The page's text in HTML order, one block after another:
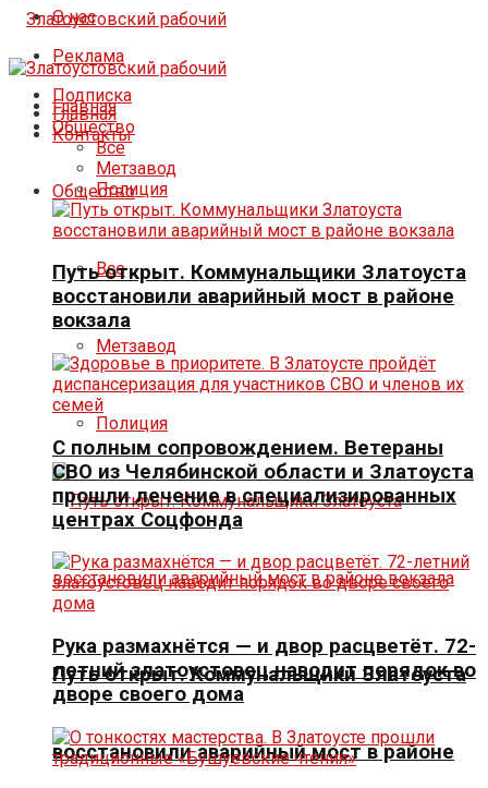
О нас
Реклама
Подписка
Контакты
Главная
Общество
Все
Метзавод
Полиция
Путь открыт. Коммунальщики Златоуста
восстановили аварийный мост в районе
Главная
Общество
Все
Метзавод
Полиция
Путь открыт. Коммунальщики Златоуста
восстановили аварийный мост в районе
вокзала
С полным сопровождением. Ветераны
СВО из Челябинской области и Златоуста
прошли лечение в специализированных
центрах Соцфонда
Рука размахнётся — и двор расцветёт. 72-
летний златоустовец наводит порядок во
дворе своего дома